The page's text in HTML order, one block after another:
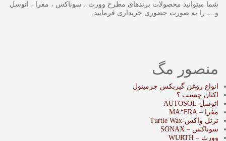
شما میتوانید محصولات برندهای مطرح وورث ، سوناکس ، مفرا ، اتوسل
و.... را به صورت حضوری خریداری فرمایید.
منصور مگ
انواع روغن گیربکس جرمینول
اکتان چیست ؟
اتوسل-AUTOSOL
مفرا – MA*FRA
ترتل واکس-Turtle Wax
سوناکس – SONAX
وورث – WURTH